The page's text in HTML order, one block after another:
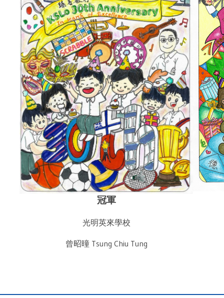
i
o
n
冠軍
光明英來學校
曾昭曈 Tsung Chiu Tung